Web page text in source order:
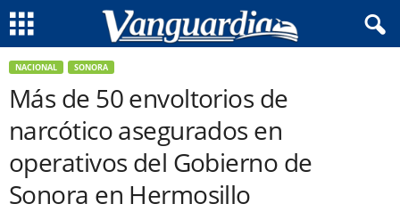
NACIONAL SONORA
Más de 50 envoltorios de
narcótico asegurados en
operativos del Gobierno de
Sonora en Hermosillo